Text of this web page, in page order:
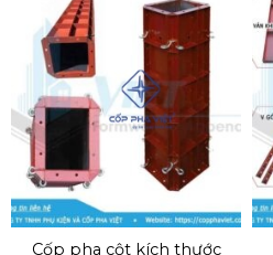
Cốp pha cột kích thước